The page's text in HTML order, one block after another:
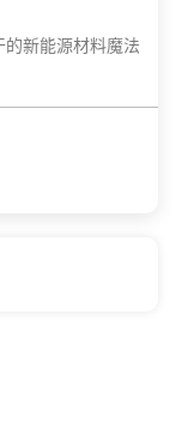
新能源材料魔法